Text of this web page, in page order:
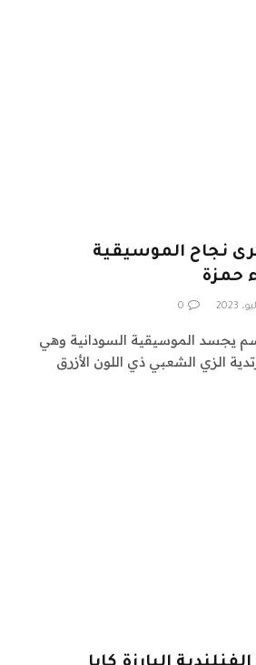
نجاح الموسيقية
حمزة
0
يجسد الموسيقية السودانية وهي
الزي الشعبي ذي اللون الأزرق